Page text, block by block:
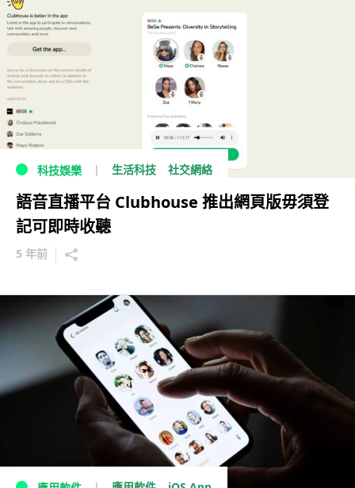
科技娛樂 生活科技 社交網絡
語音直播平台 Clubhouse 推出網頁版毋須登
記可即時收聽
5 年前